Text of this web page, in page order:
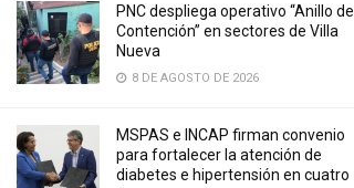
PNC despliega operativo “Anillo de
Contención” en sectores de Villa
Nueva
8 DE AGOSTO DE 2026
MSPAS e INCAP firman convenio
para fortalecer la atención de
diabetes e hipertensión en cuatro